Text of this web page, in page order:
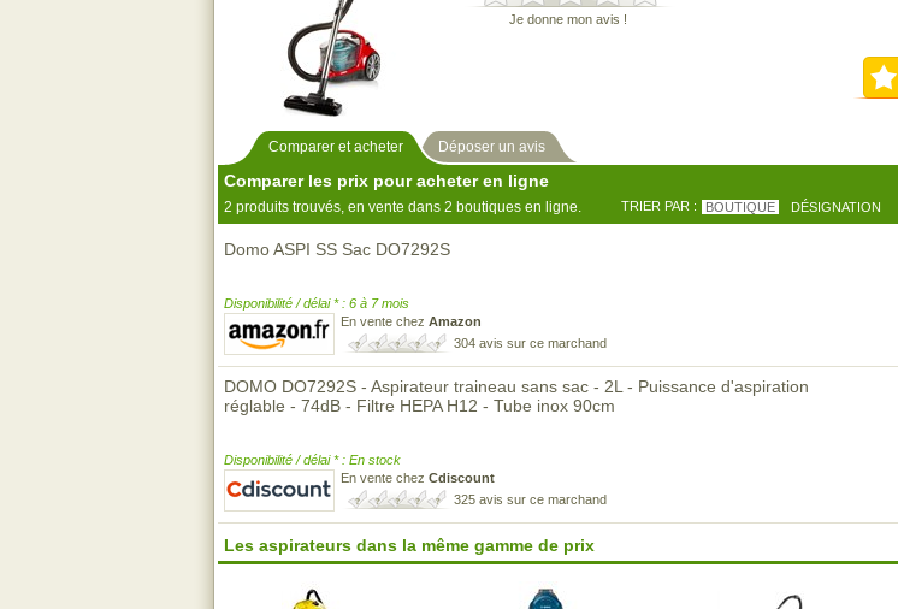
Je donne mon avis !
Comparer et acheter Déposer un avis
Comparer les prix pour acheter en ligne
2 produits trouvés, en vente dans 2 boutiques en ligne. TRIER PAR : BOUTIQUE DÉSIGNATION
Domo ASPI SS Sac DO7292S
Disponibilité / délai * : 6 à 7 mois
En vente chez Amazon
304 avis sur ce marchand
DOMO DO7292S - Aspirateur traineau sans sac - 2L - Puissance d'aspiration
réglable - 74dB - Filtre HEPA H12 - Tube inox 90cm
Disponibilité / délai * : En stock
En vente chez Cdiscount
325 avis sur ce marchand
Les aspirateurs dans la même gamme de prix